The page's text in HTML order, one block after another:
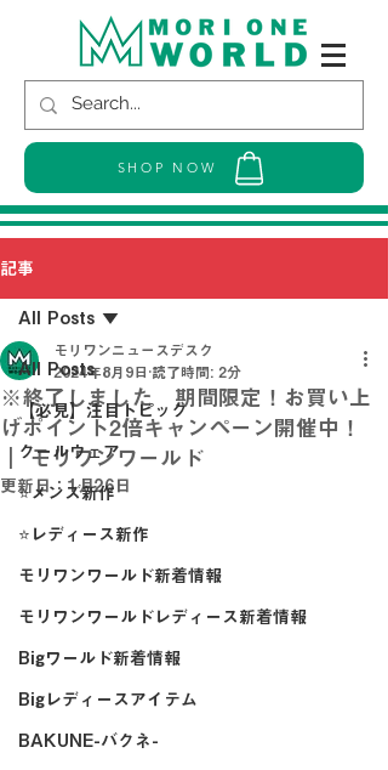
SHOP NOW
記事
All Posts
【必見】注目トピック
クールウェア
⭐メンズ新作
⭐レディース新作
モリワンワールド新着情報
モリワンワールドレディース新着情報
Bigワールド新着情報
Bigレディースアイテム
BAKUNE-バクネ-
All Posts
※終了しました 期間限定！お買い上
げポイント2倍キャンペーン開催中！
｜ モリワンワールド
モリワンニュースデスク
2024年8月9日 読了時間: 2分
更新日： 1月26日